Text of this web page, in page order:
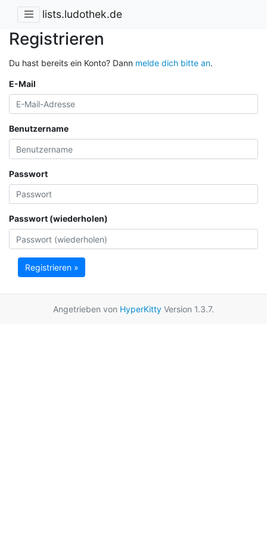
lists.ludothek.de
Registrieren
Du hast bereits ein Konto? Dann melde dich bitte an.
E-Mail
Benutzername
Passwort
Passwort (wiederholen)
Registrieren »
Angetrieben von HyperKitty Version 1.3.7.